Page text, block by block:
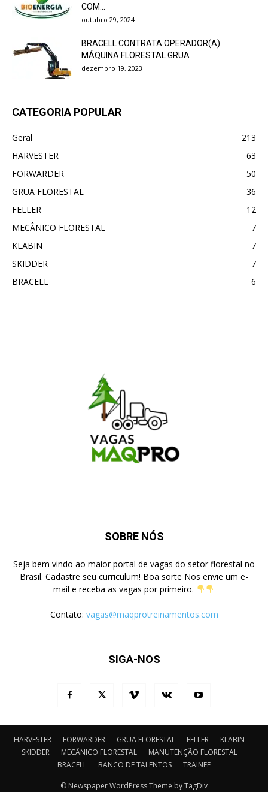
COM...
outubro 29, 2024
BRACELL CONTRATA OPERADOR(A)
MÁQUINA FLORESTAL GRUA
dezembro 19, 2023
CATEGORIA POPULAR
Geral
213
HARVESTER
63
FORWARDER
50
GRUA FLORESTAL
36
FELLER
12
MECÂNICO FLORESTAL
7
KLABIN
7
SKIDDER
7
BRACELL
6
SOBRE NÓS
Seja bem vindo ao maior portal de vagas do setor florestal no
Brasil. Cadastre seu curriculum! Boa sorte Nos envie um e-
mail e receba as vagas por primeiro.
Contato: vagas@maqprotreinamentos.com
SIGA-NOS
HARVESTER FORWARDER GRUA FLORESTAL FELLER
KLABIN
SKIDDER
MECÂNICO FLORESTAL
MANUTENÇÃO FLORESTAL
BRACELL
BANCO DE TALENTOS TRAINEE
© Newspaper WordPress Theme by TagDiv